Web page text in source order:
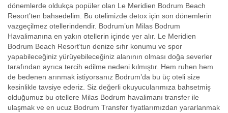
dönemlerde oldukça popüler olan Le Meridien Bodrum Beach
Resort’ten bahsedelim. Bu otelimizde detox için son dönemlerin
vazgeçilmez otellerindendir. Bodrum’un Milas Bodrum
Havalimanına en yakın otellerin içinde yer alır. Le Meridien
Bodrum Beach Resort’tun denize sıfır konumu ve spor
yapabileceğiniz yürüyebileceğiniz alanının olması doğa severler
tarafından ayrıca tercih edilme nedeni kılmıştır. Hem ruhen hem
de bedenen arınmak istiyorsanız Bodrum’da bu üç oteli size
kesinlikle tavsiye ederiz. Siz değerli okuyucularımıza bahsetmiş
olduğumuz bu otellere Milas Bodrum havalimanı transfer ile
ulaşmak ve en ucuz Bodrum Transfer fiyatlarımızdan yararlanmak